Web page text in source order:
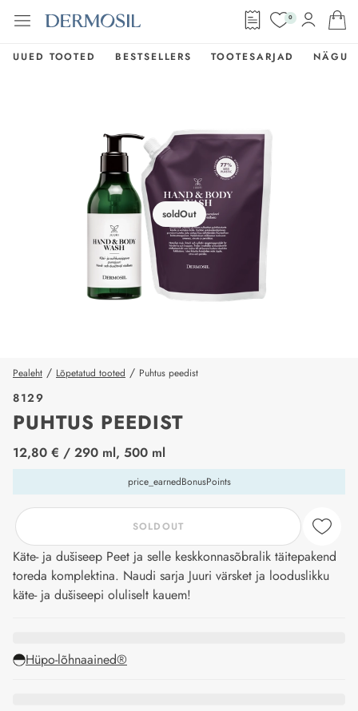
0
UUED TOOTED BESTSELLERS TOOTESARJAD NÄGU
soldOut
Pealeht / Lõpetatud tooted / Puhtus peedist
8129
PUHTUS PEEDIST
price_label
12,80 € / 290 ml, 500 ml
price_earnedBonusPoints
SOLDOUT
Käte- ja dušiseep Peet ja selle keskkonnasõbralik täitepakend
toreda komplektina. Naudi sarja Juuri värsket ja looduslikku
käte- ja dušiseepi oluliselt kauem!
Hüpo-lõhnaained®